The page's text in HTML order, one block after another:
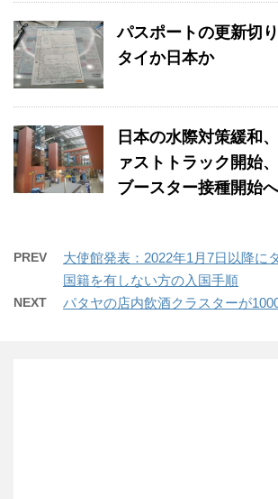
パスポートの更新切
タイか日本か
日本の水際対策緩和
ァストトラック開始
ブースター接種開始へ
PREV
大使館発表：2022年1月7日以降に
国籍を有しない方の入国手順
NEXT パタヤの店内飲酒クラスターが